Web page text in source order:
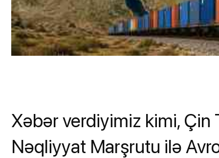
Xəbər verdiyimiz kimi, Çin
Nəqliyyat Marşrutu ilə